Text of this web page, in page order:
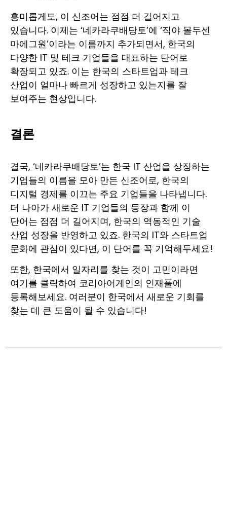
흥미롭게도, 이 신조어는 점점 더 길어지고
있습니다. 이제는 ‘네카라쿠배당토’에 ‘직야 몰두센
마에그원’이라는 이름까지 추가되면서, 한국의
다양한 IT 및 테크 기업들을 대표하는 단어로
확장되고 있죠. 이는 한국의 스타트업과 테크
산업이 얼마나 빠르게 성장하고 있는지를 잘
보여주는 현상입니다.
결론
결국, ‘네카라쿠배당토’는 한국 IT 산업을 상징하는
기업들의 이름을 모아 만든 신조어로, 한국의
디지털 경제를 이끄는 주요 기업들을 나타냅니다.
더 나아가 새로운 IT 기업들의 등장과 함께 이
단어는 점점 더 길어지며, 한국의 역동적인 기술
산업 성장을 반영하고 있죠. 한국의 IT와 스타트업
문화에 관심이 있다면, 이 단어를 꼭 기억해두세요!
또한, 한국에서 일자리를 찾는 것이 고민이라면
여기를 클릭하여 코리아어게인의 인재풀에
등록해보세요. 여러분이 한국에서 새로운 기회를
찾는 데 큰 도움이 될 수 있습니다!